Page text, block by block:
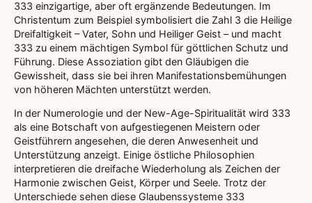
333 einzigartige, aber oft ergänzende Bedeutungen. Im
Christentum zum Beispiel symbolisiert die Zahl 3 die Heilige
Dreifaltigkeit – Vater, Sohn und Heiliger Geist – und macht
333 zu einem mächtigen Symbol für göttlichen Schutz und
Führung. Diese Assoziation gibt den Gläubigen die
Gewissheit, dass sie bei ihren Manifestationsbemühungen
von höheren Mächten unterstützt werden.
In der Numerologie und der New-Age-Spiritualität wird 333
als eine Botschaft von aufgestiegenen Meistern oder
Geistführern angesehen, die deren Anwesenheit und
Unterstützung anzeigt. Einige östliche Philosophien
interpretieren die dreifache Wiederholung als Zeichen der
Harmonie zwischen Geist, Körper und Seele. Trotz der
Unterschiede sehen diese Glaubenssysteme 333